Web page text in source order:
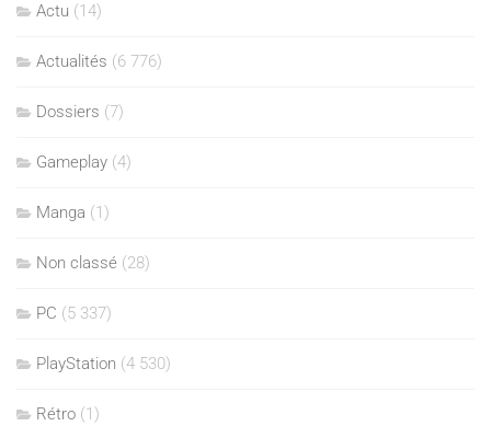
Actu (14)
Actualités (6 776)
Dossiers (7)
Gameplay (4)
Manga (1)
Non classé (28)
PC (5 337)
PlayStation (4 530)
Rétro (1)